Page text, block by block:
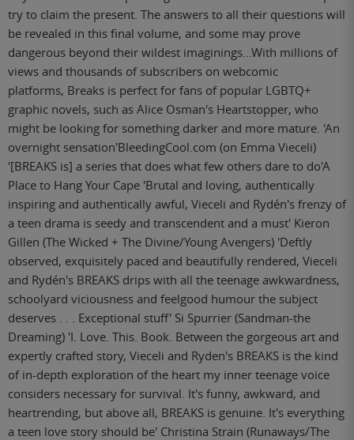
try to claim the present. The answers to all their questions will
be revealed in this final volume, and some may prove
dangerous beyond their wildest imaginings...With millions of
views and thousands of subscribers on webcomic
platforms, Breaks is perfect for fans of popular LGBTQ+
graphic novels, such as Alice Osman's Heartstopper, who
might be looking for something darker and more mature. 'An
overnight sensation'BleedingCool.com (on Emma Vieceli)
'[BREAKS is] a series that does what few others dare to do'A
Place to Hang Your Cape 'Brutal and loving, authentically
inspiring and authentically awful, Vieceli and Rydén's frenzy of
a teen drama is seedy and transcendent and a must' Kieron
Gillen (The Wicked + The Divine/Young Avengers) 'Deftly
observed, exquisitely paced and beautifully rendered, Vieceli
and Rydén's BREAKS drips with all the teenage awkwardness,
schoolyard viciousness and feelgood humour the subject
deserves . . . Exceptional stuff' Si Spurrier (Sandman-the
Dreaming) 'I. Love. This. Book. Between the gorgeous art and
expertly crafted story, Vieceli and Ryden's BREAKS is the kind
of in-depth exploration of the heart my inner teenage voice
considers necessary for survival. It's funny, awkward, and
heartrending, but above all, BREAKS is genuine. It's everything
a teen love story should be' Christina Strain (Runaways/The